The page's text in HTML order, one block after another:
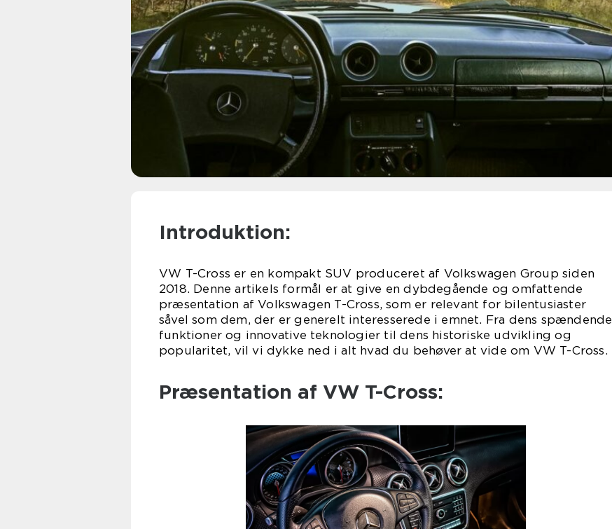
Introduktion:
VW T-Cross er en kompakt SUV produceret af Volkswagen Group siden
2018. Denne artikels formål er at give en dybdegående og omfattende
præsentation af Volkswagen T-Cross, som er relevant for bilentusiaster
såvel som dem, der er generelt interesserede i emnet. Fra dens spændende
funktioner og innovative teknologier til dens historiske udvikling og
popularitet, vil vi dykke ned i alt hvad du behøver at vide om VW T-Cross.
Præsentation af VW T-Cross: